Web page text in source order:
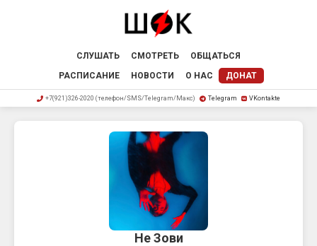
СЛУШАТЬ СМОТРЕТЬ
ОБЩАТЬСЯ
РАСПИСАНИЕ
НОВОСТИ О НАС ДОНАТ
+7(921)326-2020 (телефон/SMS/Telegram/Макс) Telegram VKontakte
Не Зови